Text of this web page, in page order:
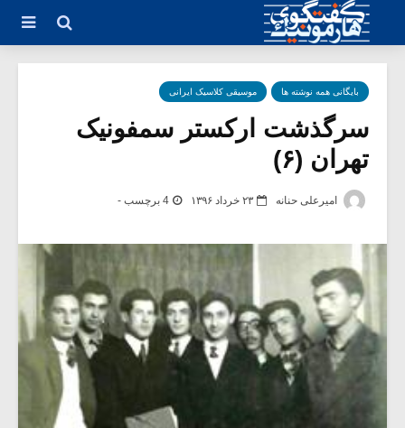
بایگانی همه نوشته ها موسیقی کلاسیک ایرانی
سرگذشت ارکستر سمفونیک
تهران (۶)
امیرعلی حنانه ۲۳ خرداد ۱۳۹۶ 4 برچسب -